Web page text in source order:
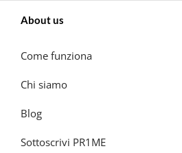
About us
Come funziona
Chi siamo
Blog
Sottoscrivi PR1ME